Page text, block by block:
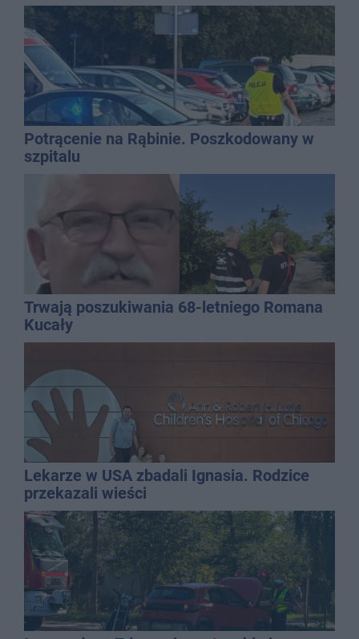
Potrącenie na Rąbinie. Poszkodowany w
szpitalu
Trwają poszukiwania 68-letniego Romana
Kucały
Lekarze w USA zbadali Ignasia. Rodzice
przekazali wieści